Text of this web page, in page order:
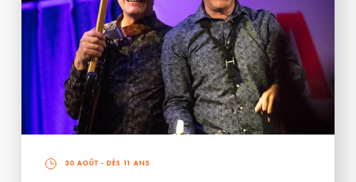
30 AOÛT - DÈS 11 ANS